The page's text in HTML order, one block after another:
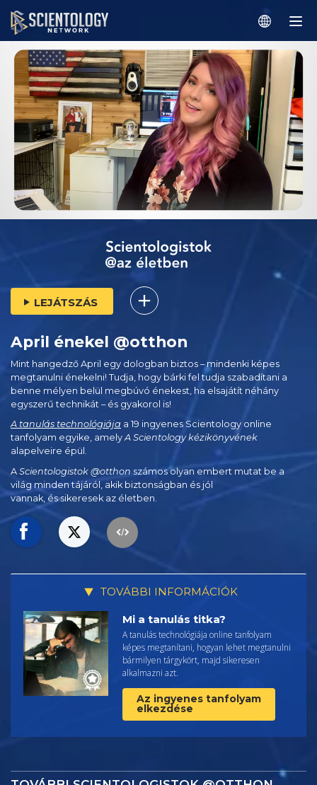
LEJÁTSZÁS
April énekel @otthon
Mint hangedző April egy dologban biztos – mindenki képes
megtanulni énekelni! Tudja, hogy bárki fel tudja szabadítani a
benne mélyen belül megbúvó énekest, ha elsajátít néhány
egyszerű technikát – és gyakorol is!
A tanulás technológiája a 19 ingyenes Scientology online
tanfolyam egyike, amelyA Scientology kézikönyvének
alapelveire épül.
A Scientologistok @otthon számos olyan embert mutat be a
világ minden tájáról, akik biztonságban és jól
vannak, és sikeresek az életben.
TOVÁBBI INFORMÁCIÓK
Mi a tanulás titka?
A tanulás technológiája online tanfolyam
képes megtanítani, hogyan lehet megtanulni
bármilyen tárgykört, majd sikeresen
alkalmazni azt.
Az ingyenes tanfolyam
elkezdése